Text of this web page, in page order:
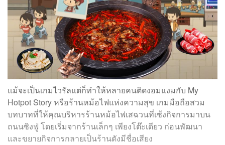
แม้จะเป็นเกมไวรัลแต่ก็ทำให้หลายคนติดงอมแงมกับ My
Hotpot Story หรือร้านหม้อไฟแห่งความสุข เกมมือถือสวม
บทบาทที่ให้คุณบริหารร้านหม้อไฟเสฉวนที่เซ้งกิจการมาบน
ถนนซิงฟู่ โดยเริ่มจากร้านเล็กๆ เพียงโต๊ะเดียว ก่อนพัฒนา
และขยายกิจการกลายเป็นร้านดังมีชื่อเสียง